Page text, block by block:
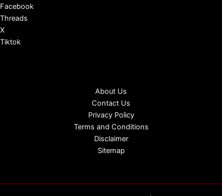
Facebook
Threads
X
Tiktok
About Us
Contact Us
Privacy Policy
Terms and Conditions
Disclaimer
Sitemap